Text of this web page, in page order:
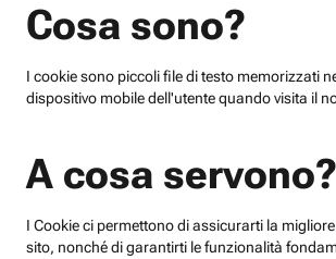
Cosa sono?
I cookie sono piccoli file di testo memorizzati
dispositivo mobile dell'utente quando visita il
A cosa servono?
I Cookie ci permettono di assicurarti la
sito, nonché di garantirti le funzionalità